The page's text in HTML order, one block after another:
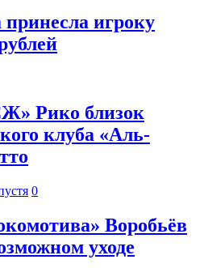
игроку
Рико близок
клуба «Аль-
0
Воробьёв
уходе